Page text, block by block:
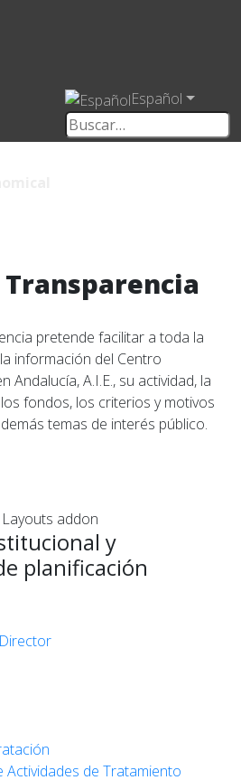
Español
pretende facilitar a toda la
información del Centro
A.I.E., su actividad, la
fondos, los criterios y motivos
temas de interés público.
y
planificación
Actividades de Tratamiento